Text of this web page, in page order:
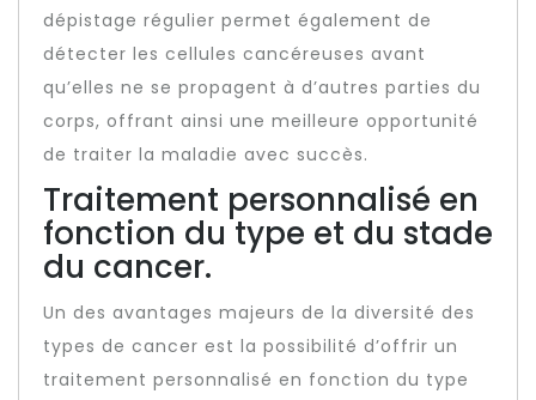
dépistage régulier permet également de
détecter les cellules cancéreuses avant
qu’elles ne se propagent à d’autres parties du
corps, offrant ainsi une meilleure opportunité
de traiter la maladie avec succès.
Traitement personnalisé en
fonction du type et du stade
du cancer.
Un des avantages majeurs de la diversité des
types de cancer est la possibilité d’offrir un
traitement personnalisé en fonction du type